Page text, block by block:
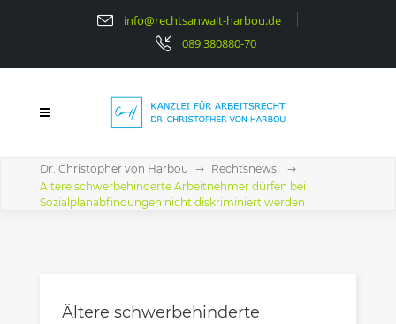
info@rechtsanwalt-harbou.de
089 380880-70
Dr. Christopher von Harbou
Rechtsnews
Ältere schwerbehinderte Arbeitnehmer dürfen bei
Sozialplanabfindungen nicht diskriminiert werden
Ältere schwerbehinderte